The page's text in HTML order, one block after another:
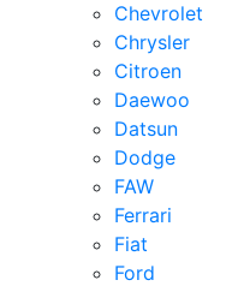
Chevrolet
Chrysler
Citroen
Daewoo
Datsun
Dodge
FAW
Ferrari
Fiat
Ford